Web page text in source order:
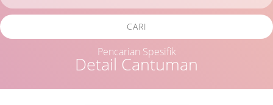
Detail Cantuman
CARI
Pencarian Spesifik